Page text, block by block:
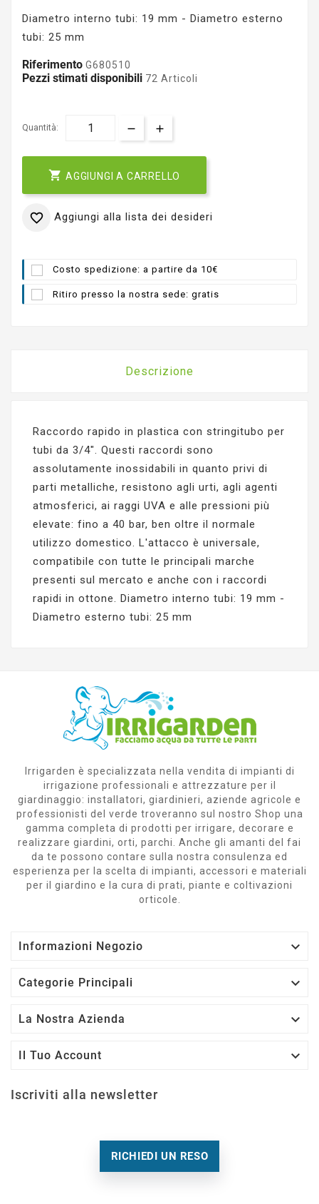
Diametro interno tubi: 19 mm - Diametro esterno
tubi: 25 mm
Riferimento G680510
Pezzi stimati disponibili 72 Articoli
Quantità:
 AGGIUNGI A CARRELLO
 Aggiungi alla lista dei desideri
Costo spedizione: a partire da 10€
Ritiro presso la nostra sede: gratis
Descrizione
Raccordo rapido in plastica con stringitubo per
tubi da 3/4". Questi raccordi sono
assolutamente inossidabili in quanto privi di
parti metalliche, resistono agli urti, agli agenti
atmosferici, ai raggi UVA e alle pressioni più
elevate: fino a 40 bar, ben oltre il normale
utilizzo domestico. L'attacco è universale,
compatibile con tutte le principali marche
presenti sul mercato e anche con i raccordi
rapidi in ottone. Diametro interno tubi: 19 mm -
Diametro esterno tubi: 25 mm
Irrigarden è specializzata nella vendita di impianti di
irrigazione professionali e attrezzature per il
giardinaggio: installatori, giardinieri, aziende agricole e
professionisti del verde troveranno sul nostro Shop una
gamma completa di prodotti per irrigare, decorare e
realizzare giardini, orti, parchi. Anche gli amanti del fai
da te possono contare sulla nostra consulenza ed
esperienza per la scelta di impianti, accessori e materiali
per il giardino e la cura di prati, piante e coltivazioni
orticole.
Informazioni Negozio 
Categorie Principali 
La Nostra Azienda 
Il Tuo Account 
Iscriviti alla newsletter
RICHIEDI UN RESO